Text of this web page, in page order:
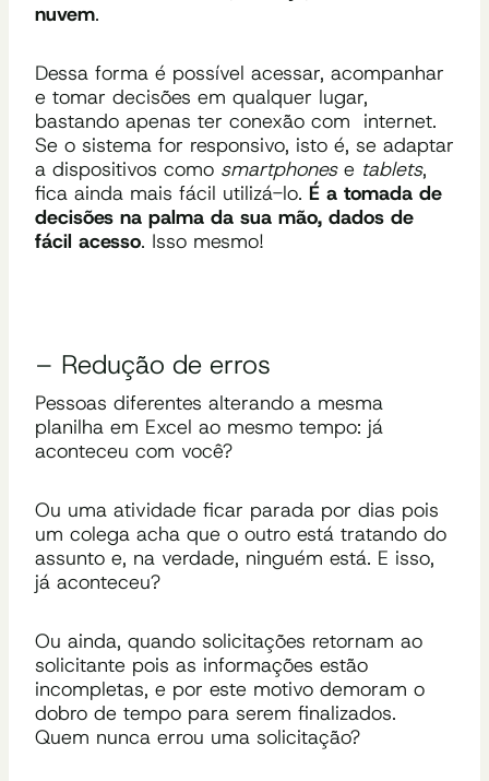
nuvem.
Dessa forma é possível acessar, acompanhar
e tomar decisões em qualquer lugar,
bastando apenas ter conexão com internet.
Se o sistema for responsivo, isto é, se adaptar
a dispositivos como smartphonese tablets,
fica ainda mais fácil utilizá-lo. É a tomada de
decisões na palma da sua mão, dados de
fácil acesso. Isso mesmo!
– Redução de erros
Pessoas diferentes alterando a mesma
planilha em Excel ao mesmo tempo: já
aconteceu com você?
Ou uma atividade ficar parada por dias pois
um colega acha que o outro está tratando do
assunto e, na verdade, ninguém está. E isso,
já aconteceu?
Ou ainda, quando solicitações retornam ao
solicitante pois as informações estão
incompletas, e por este motivo demoram o
dobro de tempo para serem finalizados.
Quem nunca errou uma solicitação?